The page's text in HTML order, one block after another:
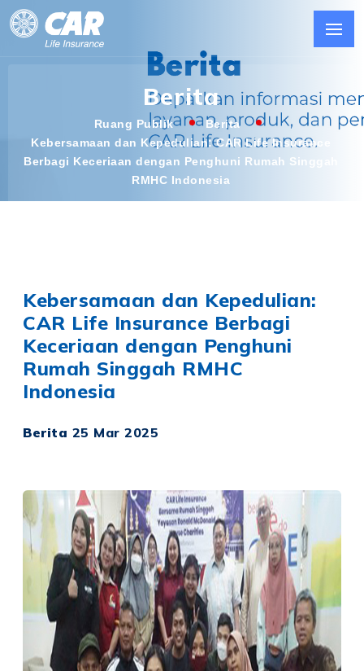
Berita
Ruang Publik
Berita
Kebersamaan dan Kepedulian: CAR Life Insurance
Berbagi Keceriaan dengan Penghuni Rumah Singgah
RMHC Indonesia
Kebersamaan dan Kepedulian:
CAR Life Insurance Berbagi
Keceriaan dengan Penghuni
Rumah Singgah RMHC
Indonesia
Berita 25 Mar 2025